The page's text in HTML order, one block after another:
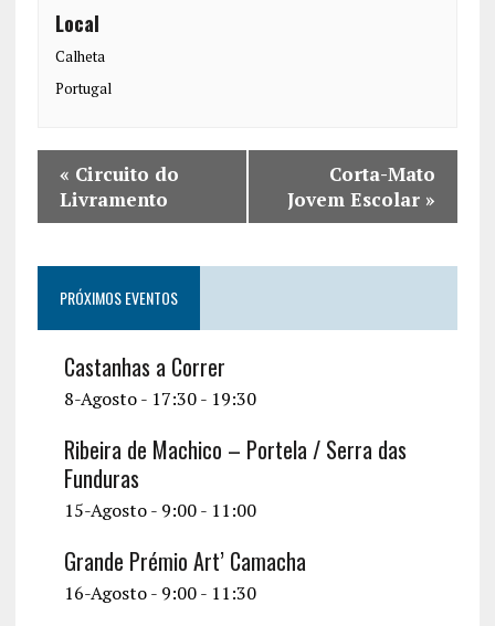
Local
Calheta
Portugal
« Circuito do
Livramento
Corta-Mato
Jovem Escolar »
PRÓXIMOS EVENTOS
Castanhas a Correr
8-Agosto - 17:30- 19:30
Ribeira de Machico – Portela / Serra das
Funduras
15-Agosto - 9:00- 11:00
Grande Prémio Art’ Camacha
16-Agosto - 9:00- 11:30